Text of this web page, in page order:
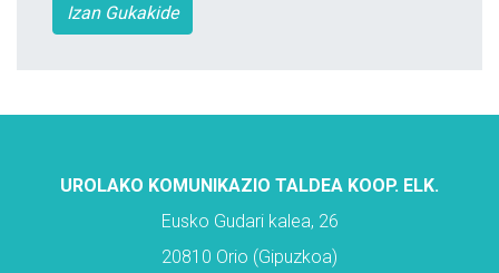
Izan Gukakide
UROLAKO KOMUNIKAZIO TALDEA KOOP. ELK.
Eusko Gudari kalea, 26
20810 Orio (Gipuzkoa)